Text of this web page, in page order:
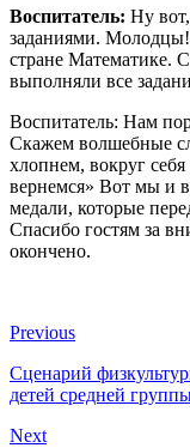
Воспитатель: Ну
заданиями.
стране Математике.
выполняли все
Воспитатель: Нам
Скажем волшебные
хлопнем, вокруг себя
вернемся» Вот мы и
медали, которые
Спасибо гостям за
окончено.
Previous
Сценарий
детей средней
Next